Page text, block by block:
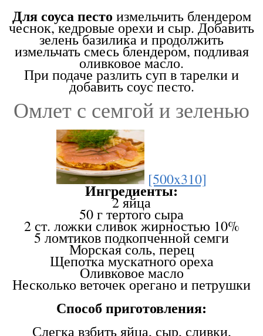
Для соуса песто измельчить блендером
чеснок, кедровые орехи и сыр. Добавить
зелень базилика и продолжить
измельчать смесь блендером, подливая
оливковое масло.
При подаче разлить суп в тарелки и
добавить соус песто.
Омлет с семгой и зеленью
[500x310]
Ингредиенты:
2 яйца
50 г тертого сыра
2 ст. ложки сливок жирностью 10%
5 ломтиков подкопченной семги
Морская соль, перец
Щепотка мускатного ореха
Оливковое масло
Несколько веточек орегано и петрушки
Способ приготовления:
Слегка взбить яйца, сыр, сливки,